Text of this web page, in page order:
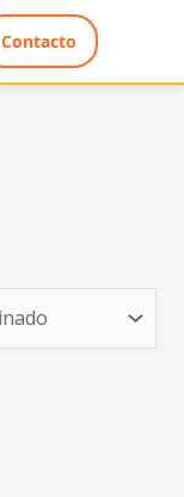
Contacto